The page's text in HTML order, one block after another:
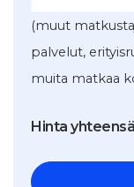
(muut
palvelut,
muita matkaa
Hinta